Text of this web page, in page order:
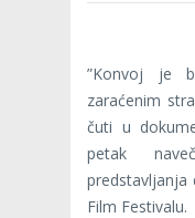
”Konvoj je
zaraćenim
čuti u
petak
predstavljanja
Film Festivalu.